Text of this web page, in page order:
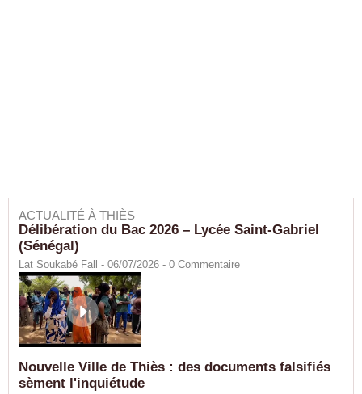
ACTUALITÉ À THIÈS
Délibération du Bac 2026 – Lycée Saint-Gabriel
(Sénégal)
Lat Soukabé Fall - 06/07/2026 - 0 Commentaire
Nouvelle Ville de Thiès : des documents falsifiés
sèment l'inquiétude